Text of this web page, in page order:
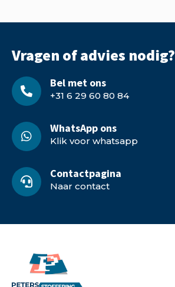
Vragen of advies nodig?
Bel met ons
+31 6 29 60 80 84
WhatsApp ons
Klik voor whatsapp
Contactpagina
Naar contact